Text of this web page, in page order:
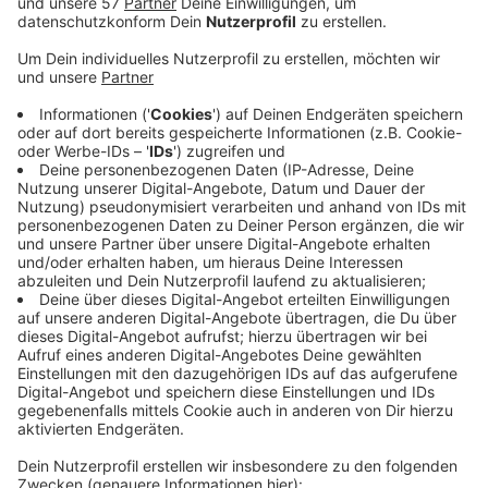
Trauriger "Spitzenreiter" bei den Temposündern
ist ein Biker auf der L 166 zwischen Rurberg und
Kesternich gewesen, der 120 drauf hatte, obwohl
nur Tempo 70 erlaubt war. 90 Motorradfahrer
haben das Streckenfahrverbot zwischen
Steckenborn und Woffelsbach missachtet, sie
haben ein Verwarngeld bezahlt und mussten
umkehren.
Der Verkehrsdienst wird die Kontrollen in der Eifel
während der gesamten Motorradsaison weiter
fortsetzen. Die Aachener Polizei appelliert
nochmal an alle Verkehrsteilnehmer-/ innen,
umsichtig und vorsichtig unterwegs zu sein und in
den Zeiten von "Corona" die Fahrten auf das
Nötigste zu beschränken.
Veröffentlicht: Dienstag, 14.04.2020 12:08